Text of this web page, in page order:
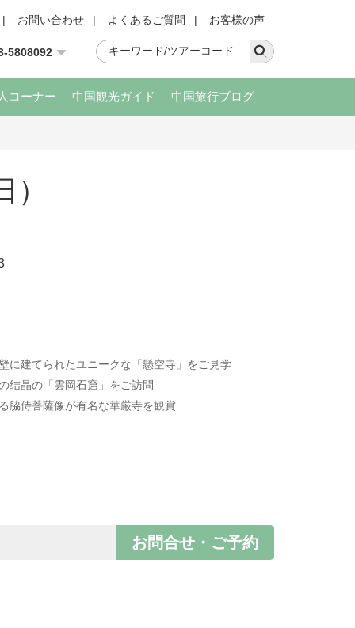
| お問い合わせ | よくあるご質問 | お客様の声
5808092
コーナー 中国観光ガイド 中国旅行ブログ
に建てられたユニークな「懸空寺」をご見学
结晶の「雲岡石窟」をご訪問
脇侍菩薩像が有名な華厳寺を観賞
お問合せ・ご予約